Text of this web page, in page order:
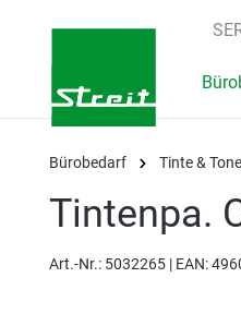
Zur Hauptnavigation
Bürobedarf Tinte &
Tintenpa.
Art.-Nr.: 5032265 | EAN: